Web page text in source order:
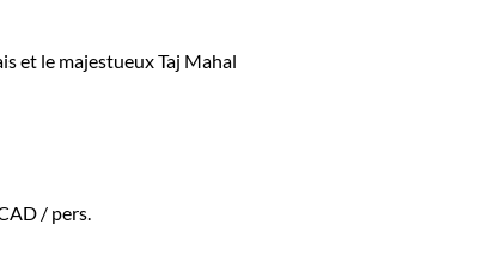
et le majestueux Taj Mahal
/ pers.